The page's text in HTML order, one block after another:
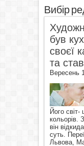
Вибір
був
своєї
та
Вересень
Його світ-
кольорів.
він
суть.
Львова,